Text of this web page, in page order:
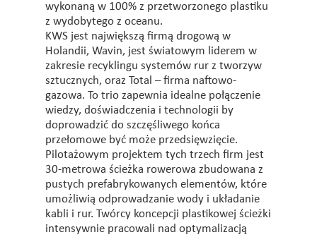
wykonaną w 100% z przetworzonego plastiku
z wydobytego z oceanu.
KWS jest największą firmą drogową w
Holandii, Wavin, jest światowym liderem w
zakresie recyklingu systemów rur z tworzyw
sztucznych, oraz Total – firma naftowo-
gazowa. To trio zapewnia idealne połączenie
wiedzy, doświadczenia i technologii by
doprowadzić do szczęśliwego końca
przełomowe być może przedsięwzięcie.
Pilotażowym projektem tych trzech firm jest
30-metrowa ścieżka rowerowa zbudowana z
pustych prefabrykowanych elementów, które
umożliwią odprowadzanie wody i układanie
kabli i rur. Twórcy koncepcji plastikowej ścieżki
intensywnie pracowali nad optymalizacją